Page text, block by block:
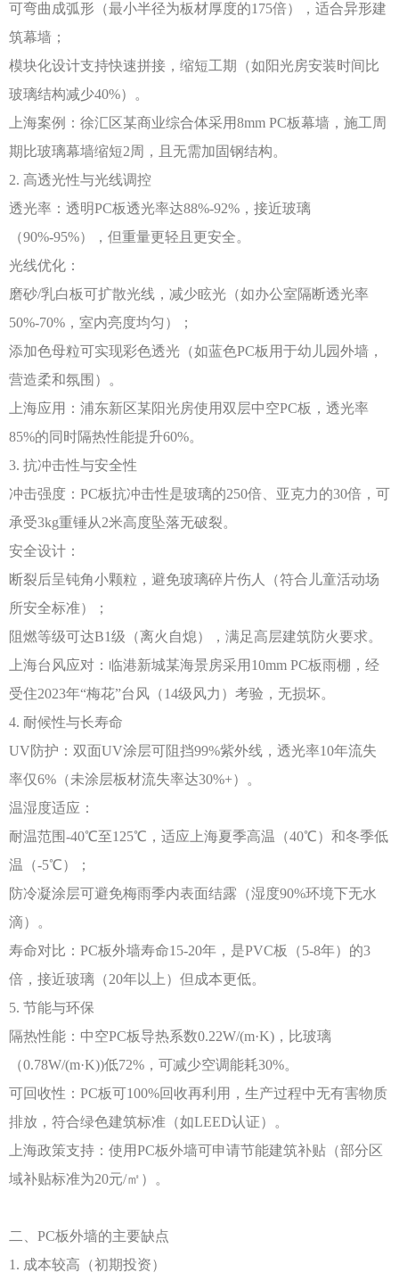
可弯曲成弧形（最小半径为板材厚度的175倍），适合异形建
筑幕墙；
模块化设计支持快速拼接，缩短工期（如阳光房安装时间比
玻璃结构减少40%）。
上海案例：徐汇区某商业综合体采用8mm PC板幕墙，施工周
期比玻璃幕墙缩短2周，且无需加固钢结构。
2. 高透光性与光线调控
透光率：透明PC板透光率达88%-92%，接近玻璃
（90%-95%），但重量更轻且更安全。
光线优化：
磨砂/乳白板可扩散光线，减少眩光（如办公室隔断透光率
50%-70%，室内亮度均匀）；
添加色母粒可实现彩色透光（如蓝色PC板用于幼儿园外墙，
营造柔和氛围）。
上海应用：浦东新区某阳光房使用双层中空PC板，透光率
85%的同时隔热性能提升60%。
3. 抗冲击性与安全性
冲击强度： PC板抗冲击性是玻璃的250倍、亚克力的30倍，可
承受3kg重锤从2米高度坠落无破裂。
安全设计：
断裂后呈钝角小颗粒，避免玻璃碎片伤人（符合儿童活动场
所安全标准）；
阻燃等级可达B1级（离火自熄），满足高层建筑防火要求。
上海台风应对：临港新城某海景房采用 10mm PC板雨棚，经
受住2023年“梅花”台风（14级风力）考验，无损坏。
4. 耐候性与长寿命
UV防护：双面UV涂层可阻挡99%紫外线，透光率10年流失
率仅6%（未涂层板材流失率达30%+）。
温湿度适应：
耐温范围-40℃至125℃，适应上海夏季高温（40℃）和冬季低
温（-5℃）；
防冷凝涂层可避免梅雨季内表面结露（湿度90%环境下无水
滴）。
寿命对比： PC板外墙寿命15-20年，是PVC板（5-8年）的3
倍，接近玻璃（20年以上）但成本更低。
5. 节能与环保
隔热性能：中空PC板导热系数0.22W/(m·K)，比玻璃
（0.78W/(m·K))低72%，可减少空调能耗30%。
可回收性： PC板可100%回收再利用，生产过程中无有害物质
排放，符合绿色建筑标准（如LEED认证）。
上海政策支持：使用PC板外墙可申请节能建筑补贴（部分区
域补贴标准为20元/㎡）。
二、 PC板外墙的主要缺点
1. 成本较高（初期投资）